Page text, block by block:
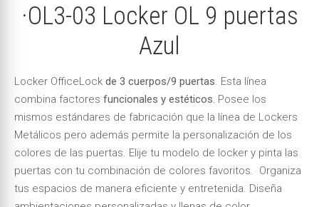
·OL3-03 Locker OL 9 puertas
Azul
Locker OfficeLock de 3 cuerpos/9 puertas. Esta línea
combina factores funcionales y estéticos. Posee los
mismos estándares de fabricación que la línea de Lockers
Metálicos pero además permite la personalización de los
colores de las puertas. Elije tu modelo de locker y pinta las
puertas con tu combinación de colores favoritos. Organiza
tus espacios de manera eficiente y entretenida. Diseña